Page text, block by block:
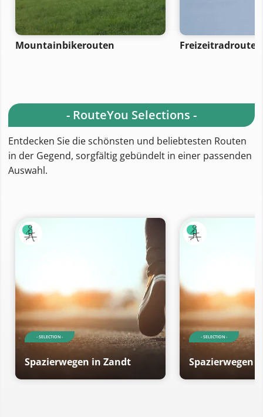
Mountainbikerouten Freizeitradrouten
- RouteYou Selections -
Entdecken Sie die schönsten und beliebtesten Routen
in der Gegend, sorgfältig gebündelt in einer passenden
Auswahl.
- SELECTION -
Spazierwegen in Zandt
- SELECTION -
Spazierwegen